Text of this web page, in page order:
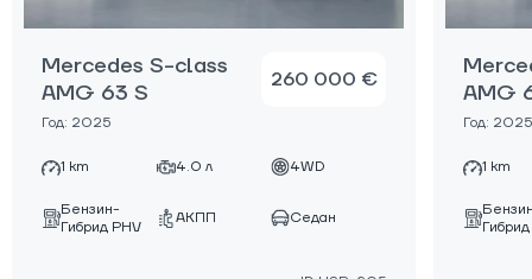
Mercedes S-class
AMG 63 S
Год: 2025
260 000 €
1 km 4.0 л 4WD
Бензин-
Гибрид PHV
АКПП Седан
AMG
Год: 2025
1 km